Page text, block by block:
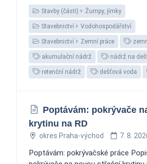
Stavby (části) Žumpy, jímky
Stavebnictví Vodohospodářství
Stavebnictví Zemní práce
akumulační nádrž nádrž na
retenční nádrž dešťová voda
Poptávám: pokrývače
krytinu na RD
okres Praha-východ 7. 8.
Poptávám: pokrývačské práce